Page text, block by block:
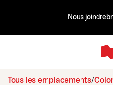
Nous joindre
Tous les emplacements